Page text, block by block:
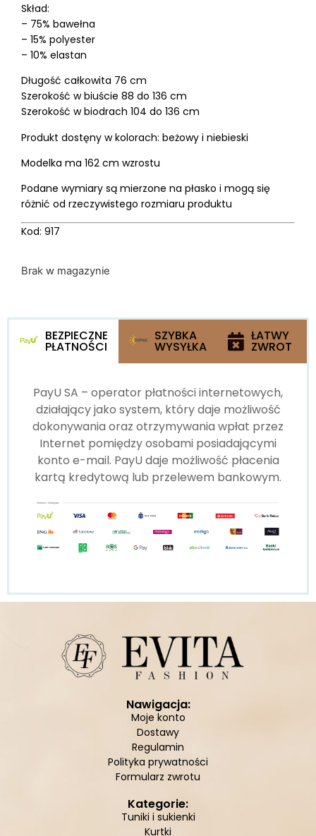
Skład:
– 75% bawełna
– 15% polyester
– 10% elastan
Długość całkowita 76 cm
Szerokość w biuście 88 do 136 cm
Szerokość w biodrach 104 do 136 cm
Produkt dostęny w kolorach: beżowy i niebieski
Modelka ma 162 cm wzrostu
Podane wymiary są mierzone na płasko i mogą się
różnić od rzeczywistego rozmiaru produktu
Kod: 917
Brak w magazynie
BEZPIECZNE
PŁATNOŚCI
SZYBKA
WYSYŁKA
ŁATWY
ZWROT
PayU SA – operator płatności internetowych,
działający jako system, który daje możliwość
dokonywania oraz otrzymywania wpłat przez
Internet pomiędzy osobami posiadającymi
konto e-mail. PayU daje możliwość płacenia
kartą kredytową lub przelewem bankowym.
Nawigacja:
Moje konto
Dostawy
Regulamin
Polityka prywatności
Formularz zwrotu
Kategorie:
Tuniki i sukienki
Kurtki